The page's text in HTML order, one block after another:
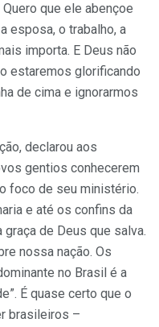
que ele abençoe
esposa, o trabalho, a
importa. E Deus não
estaremos glorificando
de cima e ignorarmos
declarou aos
gentios conhecerem
foco de seu ministério.
e até os confins da
de Deus que salva.
nossa nação. Os
no Brasil é a
É quase certo que o
brasileiros –